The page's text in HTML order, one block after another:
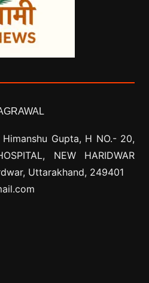
Himanshu Gupta, H NO.- 20,
NEW HARIDWAR
Uttarakhand, 249401